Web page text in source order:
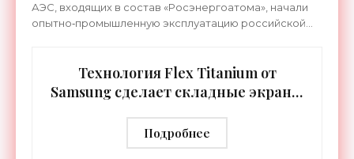
АЭС, входящих в состав «Росэнергоатома», начали
опытно‑промышленную эксплуатацию российской
Технология Flex Titanium от
Samsung сделает складные экраны
«Технологии»
Подробнее